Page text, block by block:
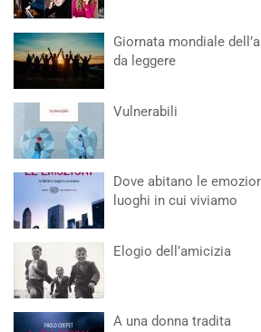
Giornata mondiale
da leggere
Vulnerabili
Dove abitano le
luoghi in cui viviamo
Elogio dell’amicizia
A una donna tradita